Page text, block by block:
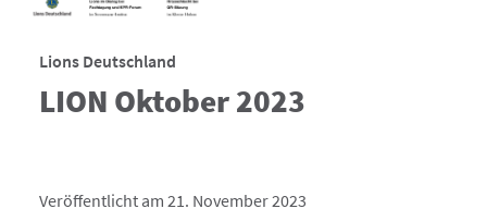
Lions Deutschland
LION Oktober 2023
Veröffentlicht am 21. November 2023